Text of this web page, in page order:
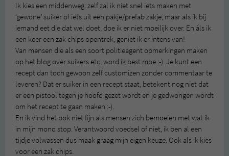
Ik kies een middenweg: zelf zal ik niet snel iets maken met
‘gewone’ suiker of iets uit een pakje/prefab zakje, maar als ik bij
iemand eet die dat wel doet, doe ik er niet moeilijk over. En áls ik
een keer een zak chips opentrek, geniet ik er intens van!
Van mensen die als een soort politieagent opmerkingen maken
op het blog over suikers etc, word ik best moe :-). Je kunt een
recept dan toch gewoon zelf customizen zonder commentaar te
leveren? Dat er suiker in een recept staat, betekent nog niet dat
er een pistool tegen je hoofd gezet wordt en je gedwongen wordt
om het recept te gaan maken :-).
En ik vind het ook niet fijn als mensen zich bemoeien met wat ik
in mijn mond stop. Verantwoord voedsel of niet, ik ben al een
tijdje volwassen dus maak graag mijn eigen keuze. Ook als ik kies
voor een zak chips.